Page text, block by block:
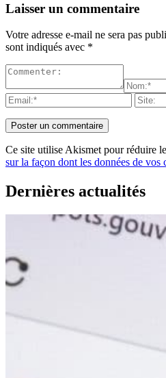
Laisser un commentaire
Votre adresse e-mail ne sera pas
sont indiqués avec *
Ce site utilise Akismet pour réduire
sur la façon dont les données de vos
Dernières actualités